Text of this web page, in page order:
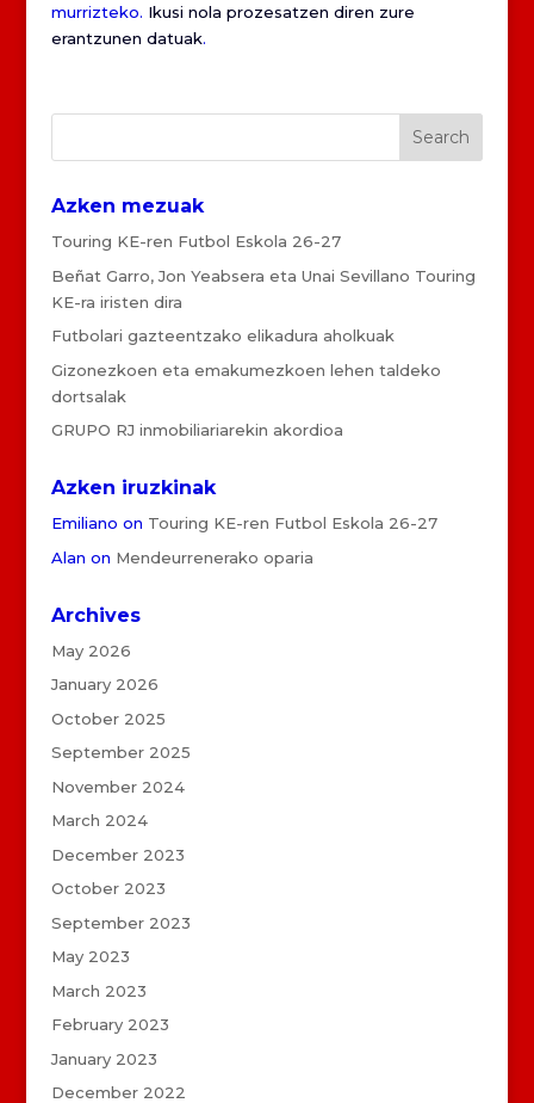
murrizteko. Ikusi nola prozesatzen diren zure
erantzunen datuak.
Azken mezuak
Touring KE-ren Futbol Eskola 26-27
Beñat Garro, Jon Yeabsera eta Unai Sevillano Touring
KE-ra iristen dira
Futbolari gazteentzako elikadura aholkuak
Gizonezkoen eta emakumezkoen lehen taldeko
dortsalak
GRUPO RJ inmobiliariarekin akordioa
Azken iruzkinak
Emiliano on Touring KE-ren Futbol Eskola 26-27
Alan on Mendeurrenerako oparia
Archives
May 2026
January 2026
October 2025
September 2025
November 2024
March 2024
December 2023
October 2023
September 2023
May 2023
March 2023
February 2023
January 2023
December 2022